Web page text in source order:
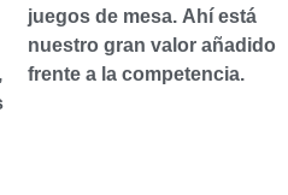
juegos de mesa. Ahí está
nuestro gran valor añadido
frente a la competencia.